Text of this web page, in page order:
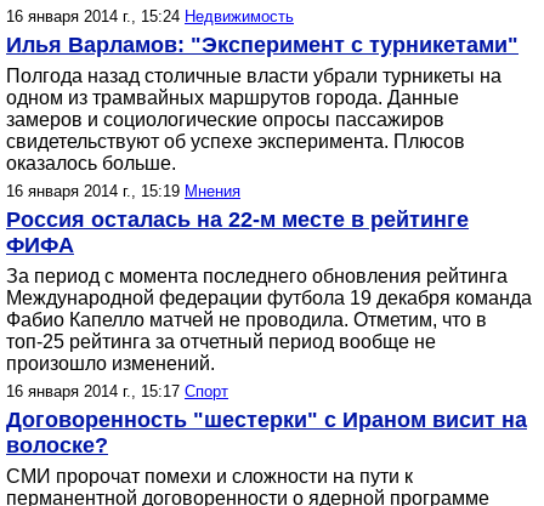
16 января 2014 г., 15:24 Недвижимость
Илья Варламов: "Эксперимент с турникетами"
Полгода назад столичные власти убрали турникеты на
одном из трамвайных маршрутов города. Данные
замеров и социологические опросы пассажиров
свидетельствуют об успехе эксперимента. Плюсов
оказалось больше.
16 января 2014 г., 15:19 Мнения
Россия осталась на 22-м месте в рейтинге
ФИФА
За период с момента последнего обновления рейтинга
Международной федерации футбола 19 декабря команда
Фабио Капелло матчей не проводила. Отметим, что в
топ-25 рейтинга за отчетный период вообще не
произошло изменений.
16 января 2014 г., 15:17 Спорт
Договоренность "шестерки" с Ираном висит на
волоске?
СМИ пророчат помехи и сложности на пути к
перманентной договоренности о ядерной программе